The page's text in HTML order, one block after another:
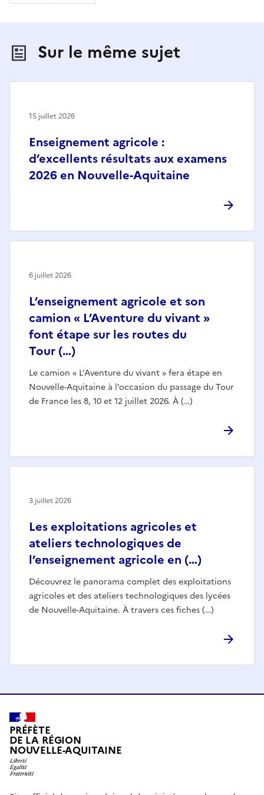
Sur le même sujet
Enseignement agricole :
d’excellents résultats aux examens
2026 en Nouvelle-Aquitaine
15 juillet 2026
L’enseignement agricole et son
camion « L’Aventure du vivant »
font étape sur les routes du
Tour (…)
Le camion « L’Aventure du vivant » fera étape en
Nouvelle-Aquitaine à l’occasion du passage du Tour
de France les 8, 10 et 12 juillet 2026. À (…)
6 juillet 2026
Les exploitations agricoles et
ateliers technologiques de
l’enseignement agricole en (…)
Découvrez le panorama complet des exploitations
agricoles et des ateliers technologiques des lycées
de Nouvelle-Aquitaine. À travers ces fiches (…)
3 juillet 2026
PRÉFÈTE
DE LA RÉGION
NOUVELLE-AQUITAINE